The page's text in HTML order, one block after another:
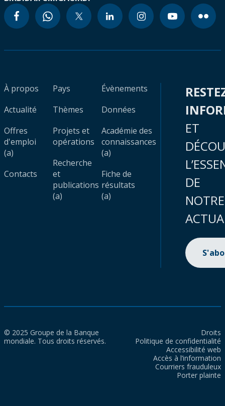
À propos
Actualité
Offres
d'emploi
(a)
Contacts
Pays
Thèmes
Projets et
opérations
Recherche
et
publications
(a)
Évènements
Données
Académie des
connaissances
(a)
Fiche de
résultats
(a)
ET
DE
NOTRE
© 2025 Groupe de la Banque
mondiale. Tous droits réservés.
Droits
Politique de confidentialité
Accessibilité web
Accès à l’information
Courriers frauduleux
Porter plainte